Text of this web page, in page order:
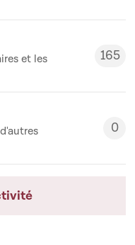
et les
165
165
0
0